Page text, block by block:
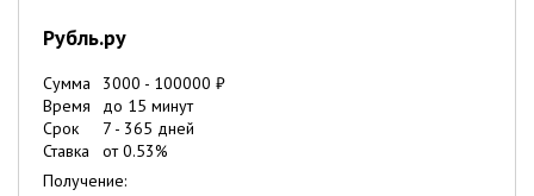
Рубль.ру
Сумма 3000 - 100000 ₽
Время
до 15 минут
Срок
7 - 365 дней
Ставка
от0.53%
Получение: